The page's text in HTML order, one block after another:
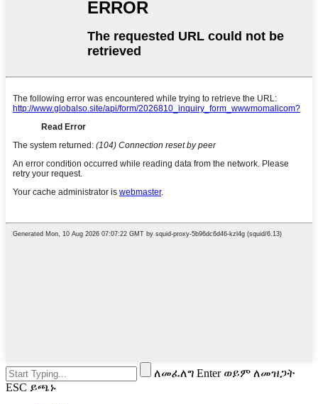
ለመፈለግ Enter ወይም ለመዝጋት
ESC ይጫኑ